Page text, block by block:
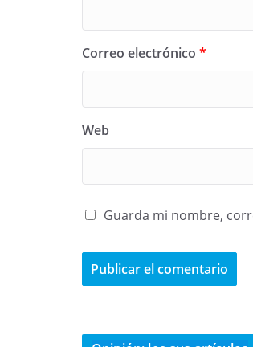
Correo electrónico *
Web
Guarda mi nombre,